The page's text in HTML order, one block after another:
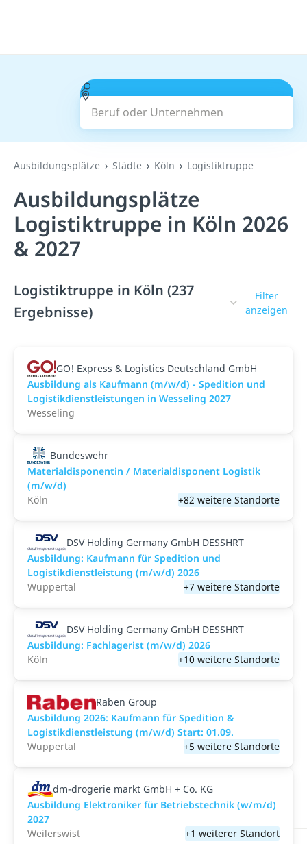
Beruf oder Unternehmen
Suchen
Ausbildungsplätze Städte Köln Logistiktruppe
Ausbildungsplätze
Logistiktruppe in Köln 2026
& 2027
Logistiktruppe in Köln (237
Ergebnisse)
Filter
anzeigen
GO! Express & Logistics Deutschland GmbH
Ausbildung als Kaufmann (m/w/d) - Spedition und
Logistikdienstleistungen in Wesseling 2027
Wesseling
Bundeswehr
Materialdisponentin / Materialdisponent Logistik
(m/w/d)
Köln
+82 weitere Standorte
DSV Holding Germany GmbH DESSHRT
Ausbildung: Kaufmann für Spedition und
Logistikdienstleistung (m/w/d) 2026
Wuppertal
+7 weitere Standorte
DSV Holding Germany GmbH DESSHRT
Ausbildung: Fachlagerist (m/w/d) 2026
Köln
+10 weitere Standorte
Raben Group
Ausbildung 2026: Kaufmann für Spedition &
Logistikdienstleistung (m/w/d) Start: 01.09.​
Wuppertal
+5 weitere Standorte
dm-drogerie markt GmbH + Co. KG
Ausbildung Elektroniker für Betriebstechnik (w/m/d)
2027
Weilerswist
+1 weiterer Standort